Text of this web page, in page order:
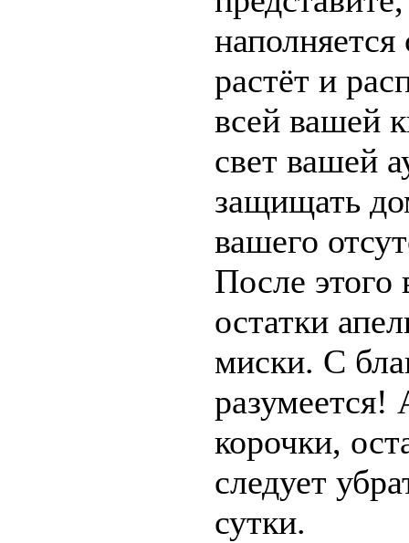
растёт и
всей вашей
свет вашей
защищать
вашего
После
остатки
миски. С
разумеется!
корочки,
следует
сутки.